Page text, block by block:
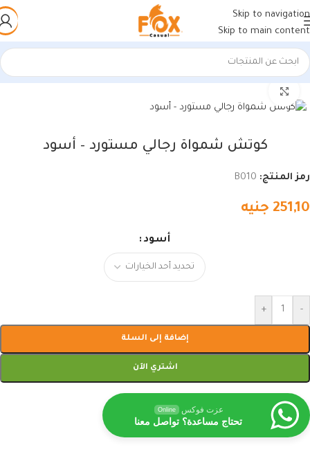
Skip to navigation
Skip to main content
الرئيسية/أحذية رجالي/كوتشي رجالي
كوتش شمواة رجالي مستورد – أسود
رمز المنتج: B010
251,10 جنيه
أسود
-
+
إضافة إلى السلة
اشتري الآن
عزت فوكس Online
تحتاج مساعدة؟ تواصل معنا